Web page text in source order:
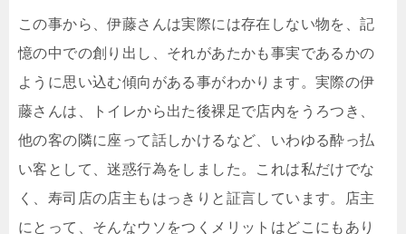
この事から、伊藤さんは実際には存在しない物を、記
憶の中での創り出し、それがあたかも事実であるかの
ように思い込む傾向がある事がわかります。実際の伊
藤さんは、トイレから出た後裸足で店内をうろつき、
他の客の隣に座って話しかけるなど、いわゆる酔っ払
い客として、迷惑行為をしました。これは私だけでな
く、寿司店の店主もはっきりと証言しています。店主
にとって、そんなウソをつくメリットはどこにもあり